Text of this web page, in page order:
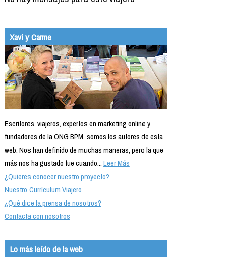
Xavi y Carme
Escritores, viajeros, expertos en marketing online y
fundadores de la ONG BPM, somos los autores de esta
web. Nos han definido de muchas maneras, pero la que
más nos ha gustado fue cuando...Leer Más
¿Quieres conocer nuestro proyecto?
Nuestro Currículum Viajero
¿Qué dice la prensa de nosotros?
Contacta con nosotros
Lo más leído de la web